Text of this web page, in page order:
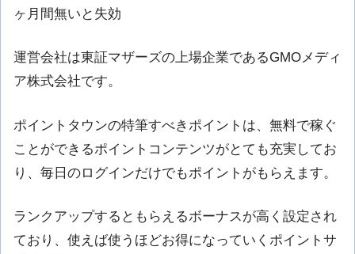
ヶ月間無いと失効
運営会社は東証マザーズの上場企業であるGMOメディ
ア株式会社です。
ポイントタウンの特筆すべきポイントは、無料で稼ぐ
ことができるポイントコンテンツがとても充実してお
り、毎日のログインだけでもポイントがもらえます。
ランクアップするともらえるボーナスが高く設定され
ており、使えば使うほどお得になっていくポイントサ